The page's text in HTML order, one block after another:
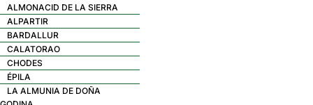
ALMONACID DE LA SIERRA
ALPARTIR
BARDALLUR
CALATORAO
CHODES
ÉPILA
LA ALMUNIA DE DOÑA